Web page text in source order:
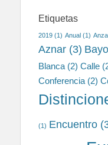
Etiquetas
2019 (1) Anual (1)
Aznar (3)
Blanca (2) Calle
Conferencia (2)
(1) Encuentro